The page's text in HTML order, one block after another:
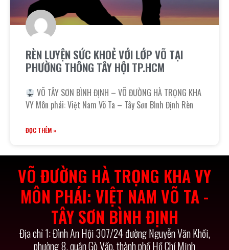
RÈN LUYỆN SỨC KHOẺ VỚI LỚP VÕ TẠI
PHƯỜNG THÔNG TÂY HỘI TP.HCM
VÕ TÂY SƠN BÌNH ĐỊNH – VÕ ĐƯỜNG HÀ TRỌNG KHA
VY Môn phái: Việt Nam Võ Ta – Tây Sơn Bình Định Rèn
ĐỌC THÊM »
VÕ ĐƯỜNG HÀ TRỌNG KHA VY
MÔN PHÁI: VIỆT NAM VÕ TA -
TÂY SƠN BÌNH ĐỊNH
Địa chỉ 1: Đình An Hội 307/24 đường Nguyễn Văn Khối,
phường 8, quận Gò Vấp, thành phố Hồ Chí Minh